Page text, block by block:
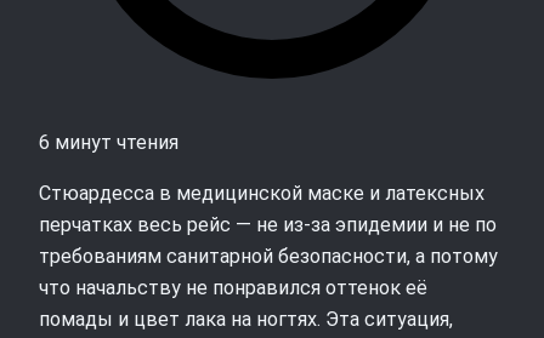
6 минут чтения
Стюардесса в медицинской маске и латексных
перчатках весь рейс — не из‑за эпидемии и не по
требованиям санитарной безопасности, а потому
что начальству не понравился оттенок её
помады и цвет лака на ногтях. Эта ситуация,